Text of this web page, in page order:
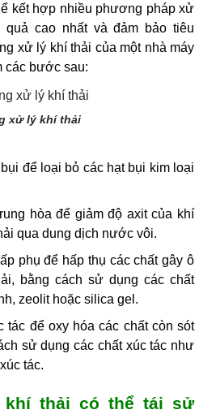
kết hợp nhiều phương pháp xử
quả cao nhất và đảm bảo tiêu
xử lý khí thải của một nhà máy
các bước sau:
xử lý khí thải
để loại bỏ các hạt bụi kim loại
hòa để giảm độ axit của khí
qua dung dịch nước vôi.
phụ để hấp thụ các chất gây ô
bằng cách sử dụng các chất
zeolit hoặc silica gel.
tác để oxy hóa các chất còn sót
sử dụng các chất xúc tác như
tác.
thải có thể tái sử